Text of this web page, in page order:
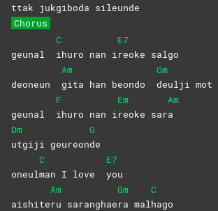
ttak jukgiboda sileunde
Chorus
geunal
C
ihuro nan i
E7
reoke salgo
deoneun
Am
gita han beondo
Gm
deulji mot
geunal
F
ihuro nan i
Em
reoke sar
Am
a
Dm
utgiji geureon
G
de
oneul
C
man I love
E7
you
aishite
Am
ru saranghae
Gm
ra mal
C
hago